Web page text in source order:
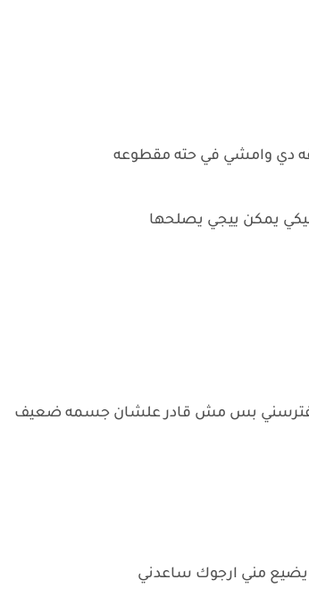
دي وامشي في حته مقطوعه
يمكن ييجي يصلحها
يفترسني بس مش قادر علشان جسمه ضعيف
يضيع مني ارجوك ساعدني